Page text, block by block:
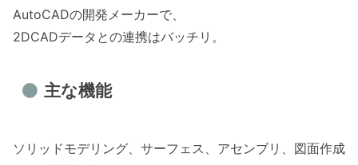
AutoCADの開発メーカーで、
2DCADデータとの連携はバッチリ。
主な機能
ソリッドモデリング、サーフェス、アセンブリ、図面作成